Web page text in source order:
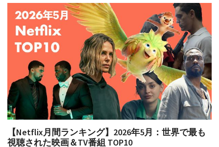
【Netflix月間ランキング】2026年5月：世界で最も